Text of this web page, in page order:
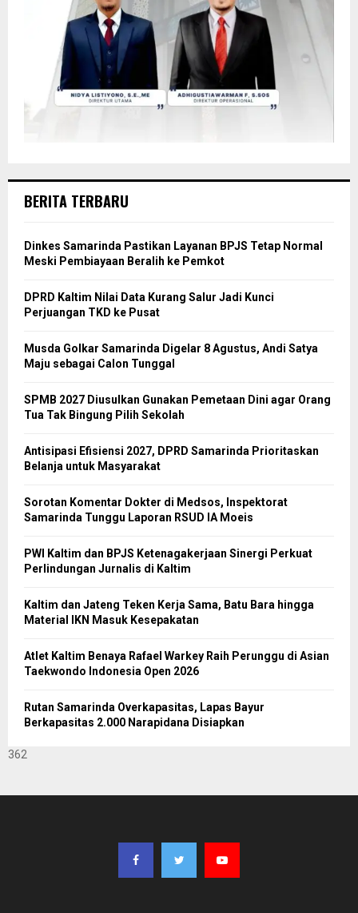
BERITA TERBARU
Dinkes Samarinda Pastikan Layanan BPJS Tetap Normal
Meski Pembiayaan Beralih ke Pemkot
DPRD Kaltim Nilai Data Kurang Salur Jadi Kunci
Perjuangan TKD ke Pusat
Musda Golkar Samarinda Digelar 8 Agustus, Andi Satya
Maju sebagai Calon Tunggal
SPMB 2027 Diusulkan Gunakan Pemetaan Dini agar Orang
Tua Tak Bingung Pilih Sekolah
Antisipasi Efisiensi 2027, DPRD Samarinda Prioritaskan
Belanja untuk Masyarakat
Sorotan Komentar Dokter di Medsos, Inspektorat
Samarinda Tunggu Laporan RSUD IA Moeis
PWI Kaltim dan BPJS Ketenagakerjaan Sinergi Perkuat
Perlindungan Jurnalis di Kaltim
Kaltim dan Jateng Teken Kerja Sama, Batu Bara hingga
Material IKN Masuk Kesepakatan
Atlet Kaltim Benaya Rafael Warkey Raih Perunggu di Asian
Taekwondo Indonesia Open 2026
Rutan Samarinda Overkapasitas, Lapas Bayur
Berkapasitas 2.000 Narapidana Disiapkan
362